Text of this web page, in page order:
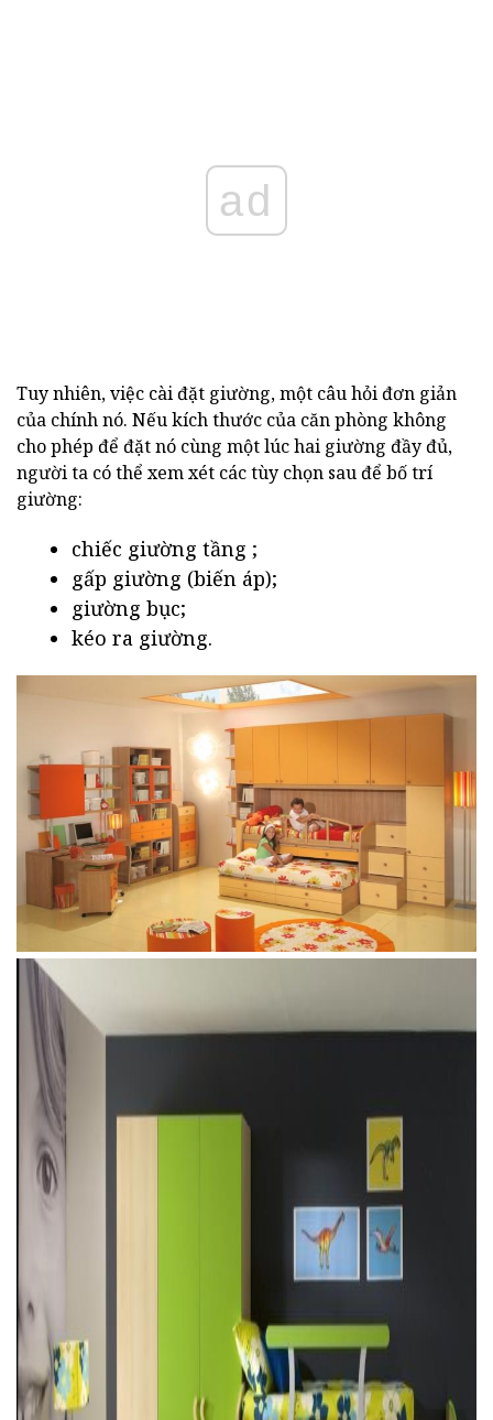
ad
Tuy nhiên, việc cài đặt giường, một câu hỏi đơn giản
của chính nó. Nếu kích thước của căn phòng không
cho phép để đặt nó cùng một lúc hai giường đầy đủ,
người ta có thể xem xét các tùy chọn sau để bố trí
giường:
chiếc giường tầng ;
gấp giường (biến áp);
giường bục;
kéo ra giường.